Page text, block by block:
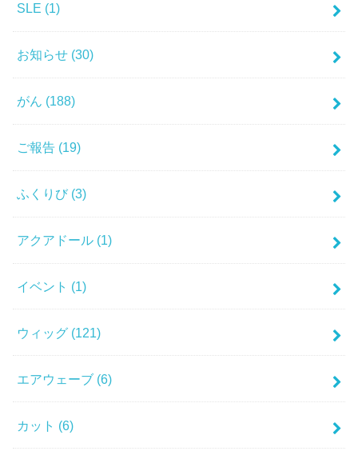
SLE (1)
お知らせ (30)
がん (188)
ご報告 (19)
ふくりび (3)
アクアドール (1)
イベント (1)
ウィッグ (121)
エアウェーブ (6)
カット (6)